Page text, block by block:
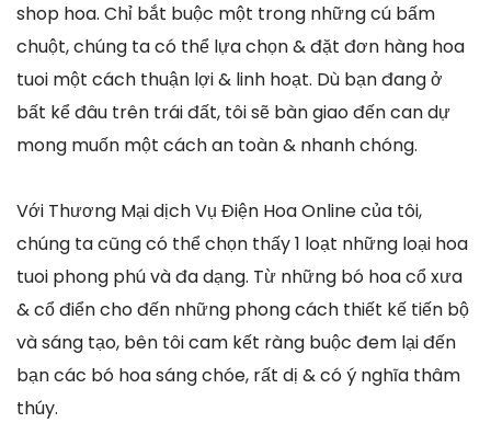
shop hoa. Chỉ bắt buộc một trong những cú bấm
chuột, chúng ta có thể lựa chọn & đặt đơn hàng hoa
tuoi một cách thuận lợi & linh hoạt. Dù bạn đang ở
bất kể đâu trên trái đất, tôi sẽ bàn giao đến can dự
mong muốn một cách an toàn & nhanh chóng.
Với Thương Mại dịch Vụ Điện Hoa Online của tôi,
chúng ta cũng có thể chọn thấy 1 loạt những loại hoa
tuoi phong phú và đa dạng. Từ những bó hoa cổ xưa
& cổ điển cho đến những phong cách thiết kế tiến bộ
và sáng tạo, bên tôi cam kết ràng buộc đem lại đến
bạn các bó hoa sáng chóe, rất dị & có ý nghĩa thâm
thúy.